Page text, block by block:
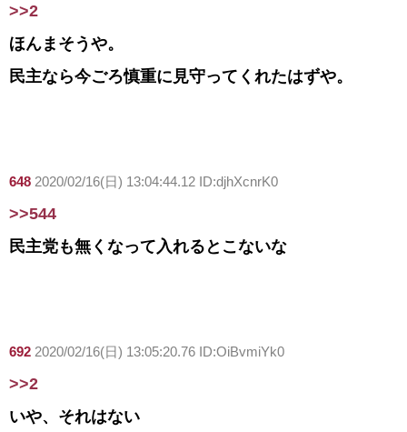
>>2
ほんまそうや。
民主なら今ごろ慎重に見守ってくれたはずや。
648 2020/02/16(日) 13:04:44.12 ID:djhXcnrK0
>>544
民主党も無くなって入れるとこないな
692 2020/02/16(日) 13:05:20.76 ID:OiBvmiYk0
>>2
いや、それはない